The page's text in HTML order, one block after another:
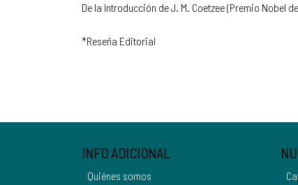
De la Introducción de J. M. Coetzee (Premio Nobel
*Reseña Editorial
INFO ADICIONAL
Quiénes somos